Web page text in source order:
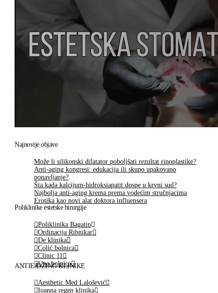
Najnovije objave
Može li silikonski dilatator poboljšati rezultat rinoplastike?
Anti-aging kongresi: edukacija ili skupo upakovano
ponavljanje?
Šta kada kalcijum-hidroksiapatit dospe u krvni sud?
Najbolja anti-aging krema prema vodećim stručnjacima
Erotika kao novi alat doktora influensera
Poliklinike estetske hirurgije
Poliklinika Bagatin
Ordinacija Ribnikar
De klinika
Colić bolnica
Clinic 11
Una bolnica
ANTIEJDŽING KLINIKE
Aesthetic Med Lalošević
Ioanna regen klinika